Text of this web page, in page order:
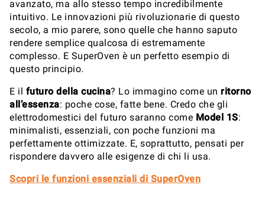
avanzato, ma allo stesso tempo incredibilmente
intuitivo. Le innovazioni più rivoluzionarie di questo
secolo, a mio parere, sono quelle che hanno saputo
rendere semplice qualcosa di estremamente
complesso. E SuperOven è un perfetto esempio di
questo principio.
E il futuro della cucina? Lo immagino come un ritorno
all’essenza: poche cose, fatte bene. Credo che gli
elettrodomestici del futuro saranno come Model 1S:
minimalisti, essenziali, con poche funzioni ma
perfettamente ottimizzate. E, soprattutto, pensati per
rispondere davvero alle esigenze di chi li usa.
Scopri le funzioni essenziali di SuperOven